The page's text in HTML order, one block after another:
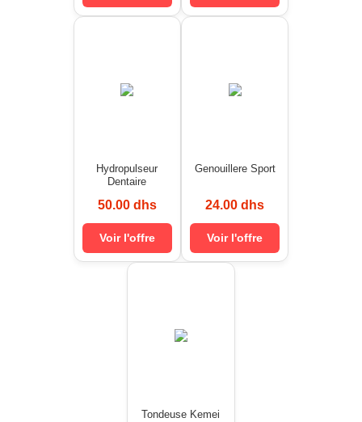
Hydropulseur
Dentaire
50.00 dhs
Voir l'offre
Genouillere Sport
24.00 dhs
Voir l'offre
Tondeuse Kemei